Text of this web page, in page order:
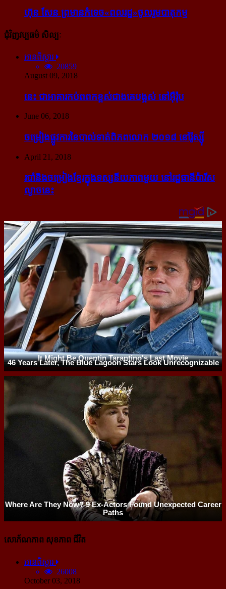
ហ៊ុន សែន ព្រមាន​កំទេច​«ពលរដ្ឋ»​ចូលរួម​បាតុកម្ម
ជុំវិញវប្បធម៌ សិល្បៈ
អានពិស្ដារ
20859
August 09, 2018
នេះ ជា​អាគារ​កប់​ពពក​ខ្ពស់​ជាង​គេ​បង្អស់ នៅ​អ៊ឺរ៉ុប
June 06, 2018
ចម្រៀង​ផ្លូវការ​នៃ​បាល់ទាត់​ពិភពលោក ២០១៨ នៅ​រ៉ូស្ស៊ី
April 21, 2018
របាំ​និង​ចម្រៀង​ខ្មែរ​ក្នុង​ទស្សនីយភាព​មួយ នៅ​រដ្ឋធានី​ប៉ារីស​
ល្ងាច​នេះ
សោភ័ណភាព សុខភាព ជីវិត
អានពិស្ដារ
26008
October 03, 2018